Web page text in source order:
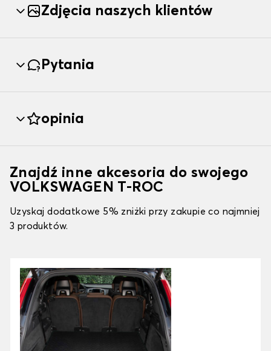
Zdjęcia naszych klientów
Pytania
opinia
Znajdź inne akcesoria do swojego
VOLKSWAGEN T-ROC
Uzyskaj dodatkowe 5% zniżki przy zakupie co najmniej
3 produktów.